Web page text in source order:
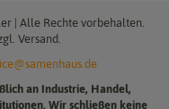
| Alle Rechte vorbehalten.
Versand.
an Industrie, Handel,
Wir schließen keine